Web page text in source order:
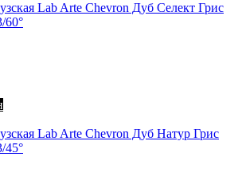
Lab Arte Chevron Дуб Селект Грис
60°
Lab Arte Chevron Дуб Натур Грис
45°